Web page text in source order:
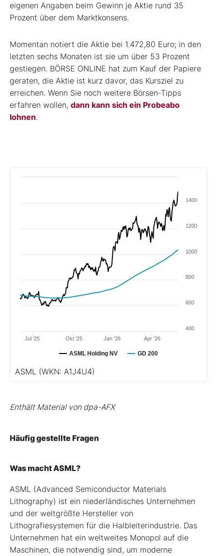
eigenen Angaben beim Gewinn je Aktie rund 35
Prozent über dem Marktkonsens.
Momentan notiert die Aktie bei 1.472,80 Euro; in den
letzten sechs Monaten ist sie um über 53 Prozent
gestiegen. BÖRSE ONLINE hat zum Kauf der Papiere
geraten, die Aktie ist kurz davor, das Kursziel zu
erreichen. Wenn Sie noch weitere Börsen-Tipps
erfahren wollen, dann kann sich ein Probeabo
lohnen.
ASML Holding NV GD 200
Jul '25 Jan '26
Okt '25 Apr '26
400
600
800
1000
1200
1400
ASML (WKN: A1J4U4)
Enthält Material von dpa-AFX
Häufig gestellte Fragen
Was macht ASML?
ASML (Advanced Semiconductor Materials
Lithography) ist ein niederländisches Unternehmen
und der weltgrößte Hersteller von
Lithografiesystemen für die Halbleiterindustrie. Das
Unternehmen hat ein weltweites Monopol auf die
Maschinen, die notwendig sind, um moderne